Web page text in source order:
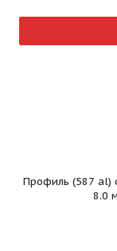
Профиль (587 al)
8.0